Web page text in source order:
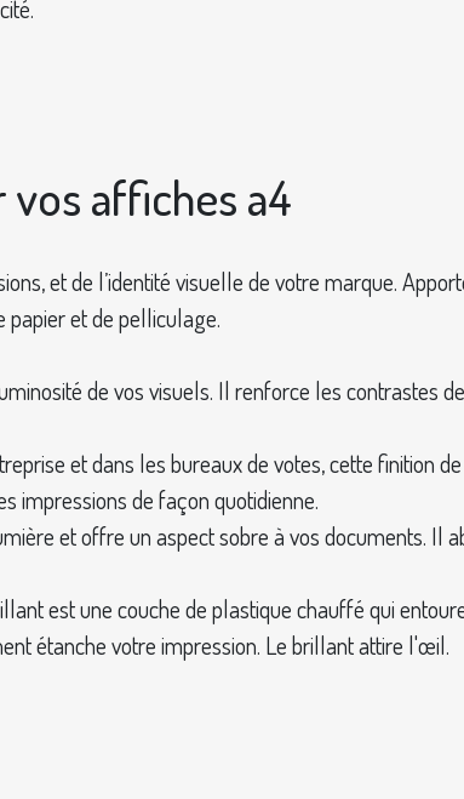
affiches a4
et de l’identité visuelle de votre marque.
papier et de pelliculage.
de vos visuels. Il renforce les contrastes
et dans les bureaux de votes, cette finition
impressions de façon quotidienne.
et offre un aspect sobre à vos documents. Il
est une couche de plastique chauffé qui
étanche votre impression. Le brillant attire l'œil.